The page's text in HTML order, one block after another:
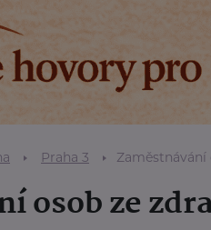
Praha 3
osob ze